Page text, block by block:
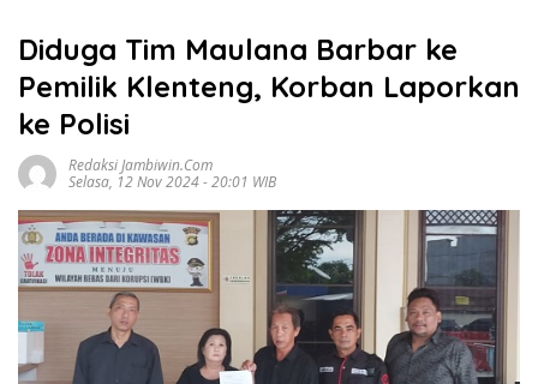
Diduga Tim Maulana Barbar ke
Pemilik Klenteng, Korban Laporkan
ke Polisi
Redaksi Jambiwin.com
Selasa, 12 Nov 2024 - 20:01 WIB